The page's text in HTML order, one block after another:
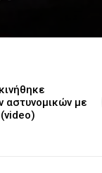
αστυνομικών με